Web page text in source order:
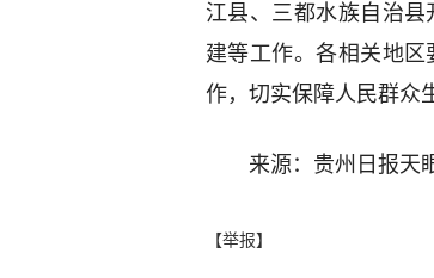
江县、三都水族自治
建等工作。各相关地
作，切实保障人民群众
来源：贵州日报天
【举报】